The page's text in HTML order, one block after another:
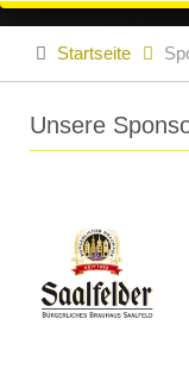
Startseite
Unsere